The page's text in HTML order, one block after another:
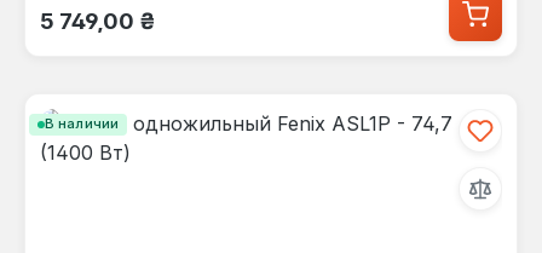
Обычная цена:
5 749,00 ₴
В наличии